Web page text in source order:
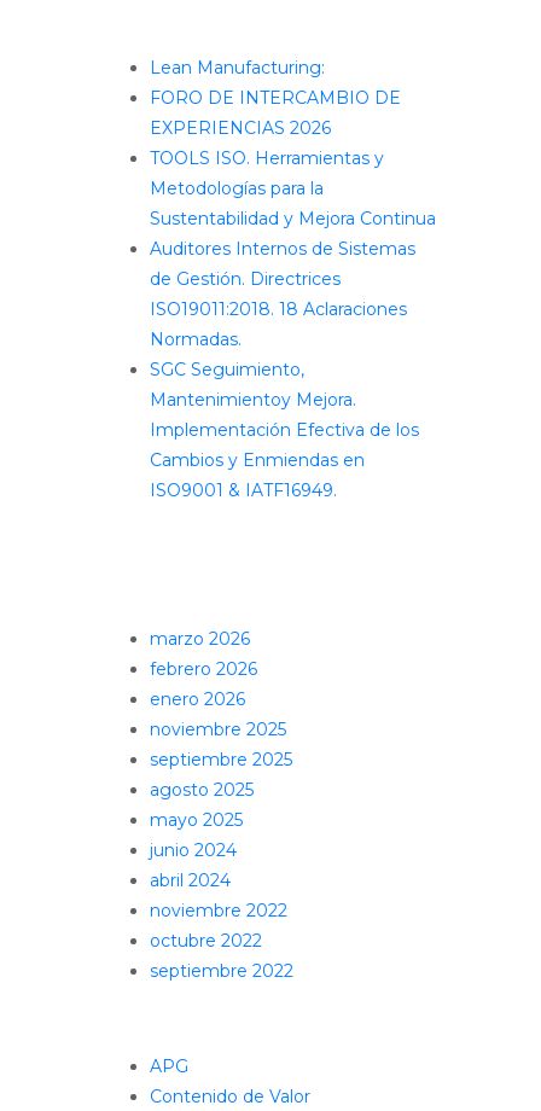
Lean Manufacturing:
FORO DE INTERCAMBIO DE
EXPERIENCIAS 2026
TOOLS ISO. Herramientas y
Metodologías para la
Sustentabilidad y Mejora Continua
Auditores Internos de Sistemas
de Gestión. Directrices
ISO19011:2018. 18 Aclaraciones
Normadas.
SGC Seguimiento,
Mantenimientoy Mejora.
Implementación Efectiva de los
Cambios y Enmiendas en
ISO9001 & IATF16949.
marzo 2026
febrero 2026
enero 2026
noviembre 2025
septiembre 2025
agosto 2025
mayo 2025
junio 2024
abril 2024
noviembre 2022
octubre 2022
septiembre 2022
APG
Contenido de Valor